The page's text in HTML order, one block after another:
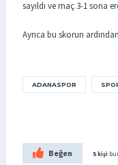
sayıldı ve maç 3-1 sona
Ayrıca bu skorun
ADANASPOR
Beğen 5 kişi